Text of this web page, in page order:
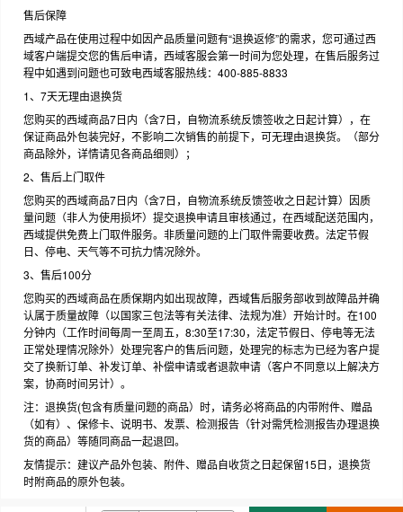
售后保障
西域产品在使用过程中如因产品质量问题有“退换返修”的需求，您可通过西
域客户端提交您的售后申请，西域客服会第一时间为您处理，在售后服务过
程中如遇到问题也可致电西域客服热线：400-885-8833
1、7天无理由退换货
您购买的西域商品7日内（含7日，自物流系统反馈签收之日起计算），在
保证商品外包装完好，不影响二次销售的前提下，可无理由退换货。（部分
商品除外，详情请见各商品细则）；
2、售后上门取件
您购买的西域商品7日内（含7日，自物流系统反馈签收之日起计算）因质
量问题（非人为使用损坏）提交退换申请且审核通过，在西域配送范围内，
西域提供免费上门取件服务。非质量问题的上门取件需要收费。法定节假
日、停电、天气等不可抗力情况除外。
3、售后100分
您购买的西域商品在质保期内如出现故障，西域售后服务部收到故障品并确
认属于质量故障（以国家三包法等有关法律、法规为准）开始计时。在100
分钟内（工作时间每周一至周五，8:30至17:30，法定节假日、停电等无法
正常处理情况除外）处理完客户的售后问题，处理完的标志为已经为客户提
交了换新订单、补发订单、补偿申请或者退款申请（客户不同意以上解决方
案，协商时间另计）。
注：退换货(包含有质量问题的商品）时，请务必将商品的内带附件、赠品
（如有）、保修卡、说明书、发票、检测报告（针对需凭检测报告办理退换
货的商品）等随同商品一起退回。
友情提示：建议产品外包装、附件、赠品自收货之日起保留15日，退换货
时附商品的原外包装。